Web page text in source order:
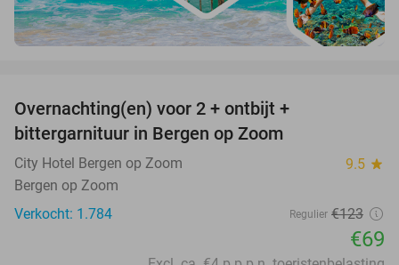
Overnachting(en) voor 2 + ontbijt +
bittergarnituur in Bergen op Zoom
City Hotel Bergen op Zoom 9.5 star
Bergen op Zoom
Verkocht: 1.784
Regulier €123
€69